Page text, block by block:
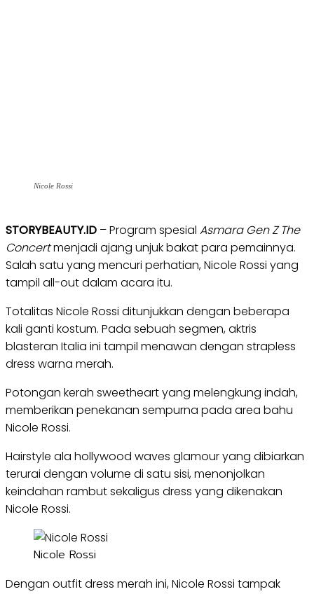
Nicole Rossi
STORYBEAUTY.ID – Program spesial Asmara Gen Z The
Concertmenjadi ajang unjuk bakat para pemainnya.
Salah satu yang mencuri perhatian, Nicole Rossi yang
tampil all-out dalam acara itu.
Totalitas Nicole Rossi ditunjukkan dengan beberapa
kali ganti kostum. Pada sebuah segmen, aktris
blasteran Italia ini tampil menawan dengan strapless
dress warna merah.
Potongan kerah sweetheart yang melengkung indah,
memberikan penekanan sempurna pada area bahu
Nicole Rossi.
Hairstyle ala hollywood waves glamour yang dibiarkan
terurai dengan volume di satu sisi, menonjolkan
keindahan rambut sekaligus dress yang dikenakan
Nicole Rossi.
Nicole Rossi
Dengan outfit dress merah ini, Nicole Rossi tampak